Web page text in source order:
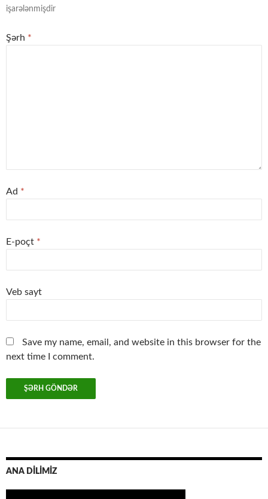
işarələnmişdir
Şərh *
Ad *
E-poçt *
Veb sayt
Save my name, email, and website in this browser for the
next time I comment.
ANA DİLİMİZ